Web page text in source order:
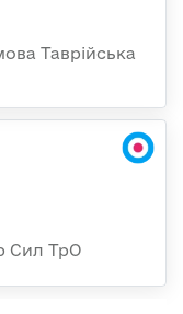
Таврійська
Сил ТрО